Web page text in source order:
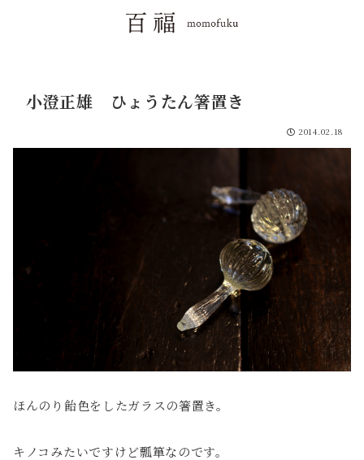
小澄正雄 ひょうたん箸置き
2014.02.18
ほんのり飴色をしたガラスの箸置き。
キノコみたいですけど瓢箪なのです。